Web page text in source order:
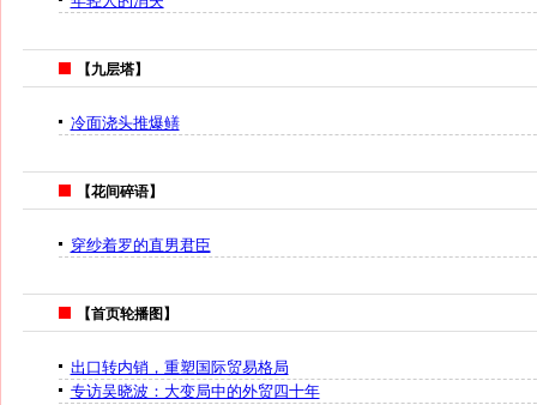
【九层塔】
冷面浇头推爆鳝
【花间碎语】
穿纱着罗的直男君臣
【首页轮播图】
出口转内销，重塑国际贸易格局
专访吴晓波：大变局中的外贸四十年